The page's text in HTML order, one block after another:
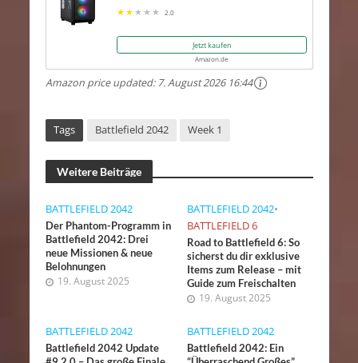
2.0
Jetzt kaufen
Amazon.de
Amazon price updated: 7. August 2026 16:44
Tags Battlefield 2042 Week 1
Weitere Beiträge
BATTLEFIELD 2042
Der Phantom-Programm in
Battlefield 2042: Drei
neue Missionen & neue
Belohnungen
19. August 2025
BATTLEFIELD 2042•
BATTLEFIELD 6
Road to Battlefield 6: So
sicherst du dir exklusive
Items zum Release – mit
Guide zum Freischalten
19. August 2025
BATTLEFIELD 2042
Battlefield 2042 Update
BATTLEFIELD 2042
Battlefield 2042: Ein